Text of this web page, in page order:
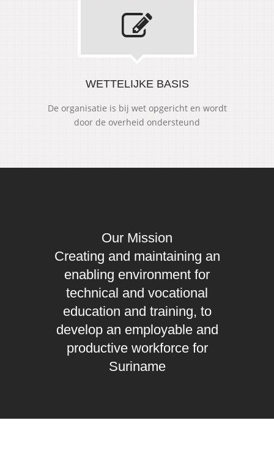
WETTELIJKE BASIS
De organisatie is bij wet opgericht en wordt
door de overheid ondersteund
Our Mission
Creating and maintaining an
enabling environment for
technical and vocational
education and training, to
develop an employable and
productive workforcefor
Suriname